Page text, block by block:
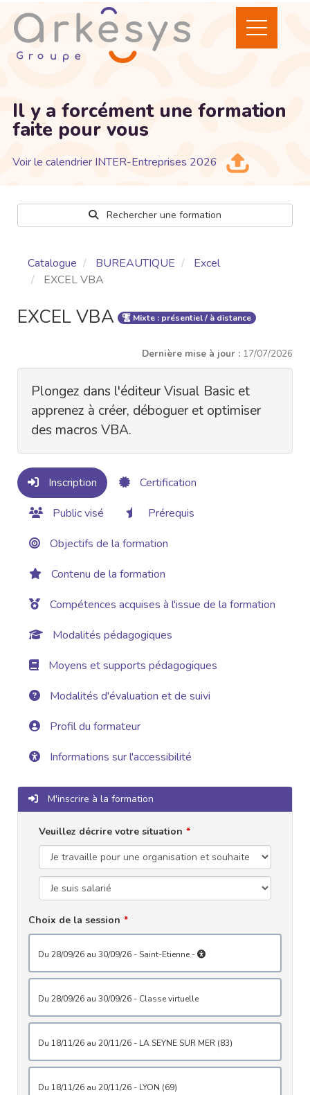
Il y a forcément une formation
faite pour vous
Voir le calendrier INTER-Entreprises 2026
Rechercher une formation
Catalogue BUREAUTIQUE
Excel
EXCEL VBA
EXCEL VBA Mixte : présentiel / à distance
Dernière mise à jour : 17/07/2026
Plongez dans l'éditeur Visual Basic et
apprenez à créer, déboguer et optimiser
des macros VBA.
Inscription
Certification
Public visé
Prérequis
Objectifs de la formation
Contenu de la formation
Compétences acquises à l'issue de la formation
Modalités pédagogiques
Moyens et supports pédagogiques
Modalités d'évaluation et de suivi
Profil du formateur
Informations sur l'accessibilité
M'inscrire à la formation
Veuillez décrire votre situation
Choix de la session
du 28/09/26 au 30/09/26 - Saint-Etienne -
du 28/09/26 au 30/09/26 - Classe virtuelle
du 18/11/26 au 20/11/26 - LA SEYNE SUR MER (83)
du 18/11/26 au 20/11/26 - LYON (69)